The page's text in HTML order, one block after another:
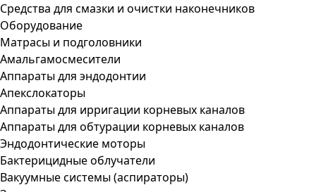
Средства для смазки и очистки наконечников
Оборудование
Матрасы и подголовники
Амальгамосмесители
Аппараты для эндодонтии
Апекслокаторы
Аппараты для ирригации корневых каналов
Аппараты для обтурации корневых каналов
Эндодонтические моторы
Бактерицидные облучатели
Вакуумные системы (аспираторы)